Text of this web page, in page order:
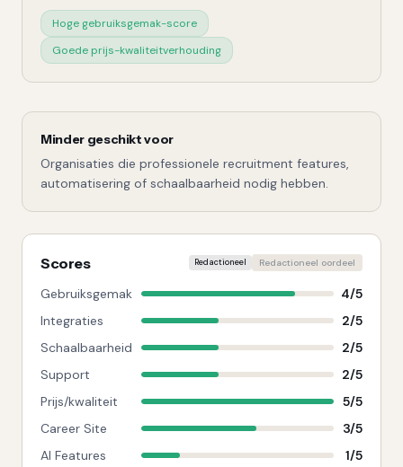
Hoge gebruiksgemak-score
Goede prijs-kwaliteitverhouding
Minder geschikt voor
Organisaties die professionele recruitment features,
automatisering of schaalbaarheid nodig hebben.
Scores Redactioneel Redactioneel oordeel
Gebruiksgemak 4/5
Integraties
2/5
Schaalbaarheid
2/5
Support
2/5
Prijs/kwaliteit
5/5
Career Site
3/5
AI Features
1/5